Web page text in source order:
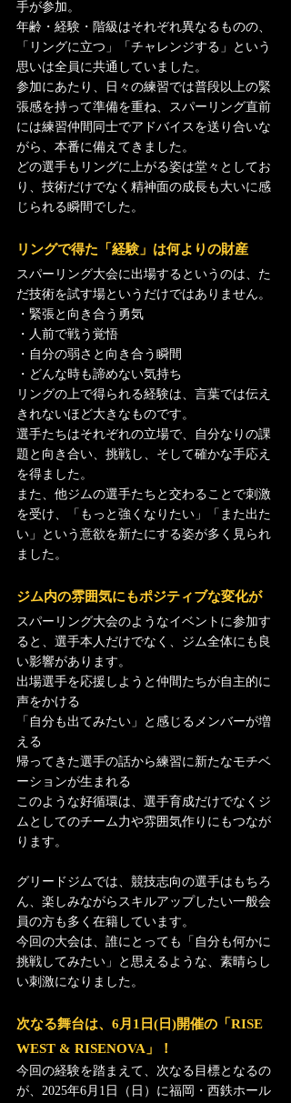
手が参加。
年齢・経験・階級はそれぞれ異なるものの、
「リングに立つ」「チャレンジする」という
思いは全員に共通していました。
参加にあたり、日々の練習では普段以上の緊
張感を持って準備を重ね、スパーリング直前
には練習仲間同士でアドバイスを送り合いな
がら、本番に備えてきました。
どの選手もリングに上がる姿は堂々としてお
り、技術だけでなく精神面の成長も大いに感
じられる瞬間でした。
リングで得た「経験」は何よりの財産
スパーリング大会に出場するというのは、た
だ技術を試す場というだけではありません。
・緊張と向き合う勇気
・人前で戦う覚悟
・自分の弱さと向き合う瞬間
・どんな時も諦めない気持ち
リングの上で得られる経験は、言葉では伝え
きれないほど大きなものです。
選手たちはそれぞれの立場で、自分なりの課
題と向き合い、挑戦し、そして確かな手応え
を得ました。
また、他ジムの選手たちと交わることで刺激
を受け、「もっと強くなりたい」「また出た
い」という意欲を新たにする姿が多く見られ
ました。
ジム内の雰囲気にもポジティブな変化が
スパーリング大会のようなイベントに参加す
ると、選手本人だけでなく、ジム全体にも良
い影響があります。
出場選手を応援しようと仲間たちが自主的に
声をかける
「自分も出てみたい」と感じるメンバーが増
える
帰ってきた選手の話から練習に新たなモチベ
ーションが生まれる
このような好循環は、選手育成だけでなくジ
ムとしてのチーム力や雰囲気作りにもつなが
ります。
グリードジムでは、競技志向の選手はもちろ
ん、楽しみながらスキルアップしたい一般会
員の方も多く在籍しています。
今回の大会は、誰にとっても「自分も何かに
挑戦してみたい」と思えるような、素晴らし
い刺激になりました。
次なる舞台は、6月1日(日)開催の「RISE
WEST & RISENOVA」！
今回の経験を踏まえて、次なる目標となるの
が、2025年6月1日（日）に福岡・西鉄ホール